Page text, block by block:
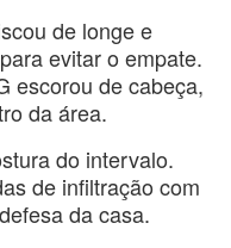
de longe e
evitar o empate.
escorou de cabeça,
da área.
do intervalo.
de infiltração com
da casa.